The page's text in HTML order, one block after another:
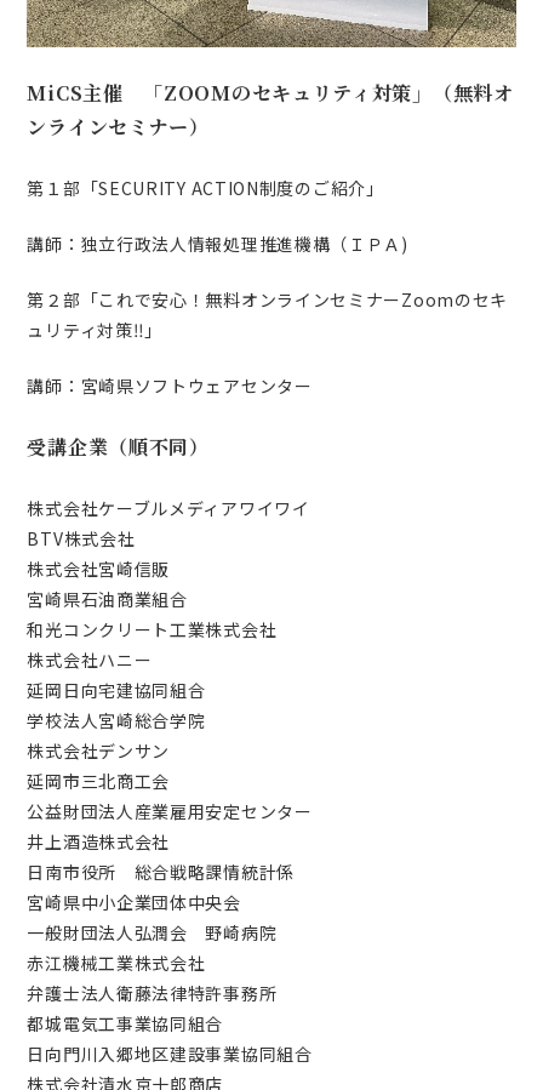
MiCS主催 「ZOOMのセキュリティ対策」（無料オ
ンラインセミナー）
第１部「SECURITY ACTION制度のご紹介」
講師：独立行政法人情報処理推進機構（ＩＰＡ)
第２部「これで安心！無料オンラインセミナーZoomのセキ
ュリティ対策‼」
講師：宮崎県ソフトウェアセンター
受講企業（順不同）
株式会社ケーブルメディアワイワイ
BTV株式会社
株式会社宮崎信販
宮崎県石油商業組合
和光コンクリート工業株式会社
株式会社ハニー
延岡日向宅建協同組合
学校法人宮崎総合学院
株式会社デンサン
延岡市三北商工会
公益財団法人産業雇用安定センター
井上酒造株式会社
日南市役所 総合戦略課情統計係
宮崎県中小企業団体中央会
一般財団法人弘潤会 野崎病院
赤江機械工業株式会社
弁護士法人衛藤法律特許事務所
都城電気工事業協同組合
日向門川入郷地区建設事業協同組合
株式会社清水京十郎商店